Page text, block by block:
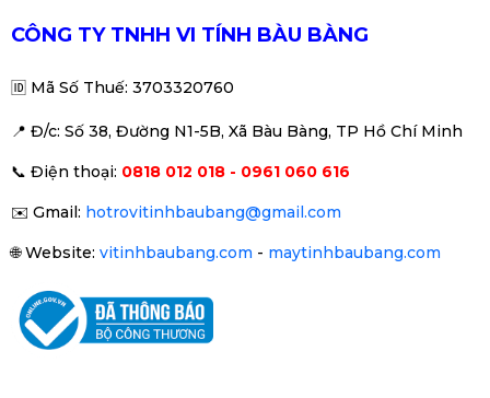
CÔNG TY TNHH VI TÍNH BÀU BÀNG
🆔 Mã Số Thuế: 3703320760
📍 Đ/c: Số 38, Đường N1-5B, Xã Bàu Bàng, TP Hồ Chí Minh
📞 Điện thoại: 0818 012 018 - 0961 060 616
✉️ Gmail: hotrovitinhbaubang@gmail.com
🌐Website: vitinhbaubang.com - maytinhbaubang.com